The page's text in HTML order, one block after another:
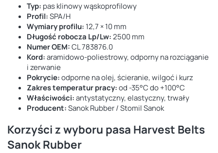
Typ: pas klinowy wąskoprofilowy
Profil:SPA/H
Wymiary profilu: 12,7 × 10 mm
Długość robocza Lp/Lw:2500 mm
Numer OEM:CL 783876.0
Kord:aramidowo-poliestrowy, odporny na rozciąganie
i zerwanie
Pokrycie:odporne na olej, ścieranie, wilgoć i kurz
Zakres temperatur pracy:od -35°C do +100°C
Właściwości:antystatyczny, elastyczny, trwały
Producent:Sanok Rubber / Stomil Sanok
Korzyści z wyboru pasa Harvest Belts
Sanok Rubber